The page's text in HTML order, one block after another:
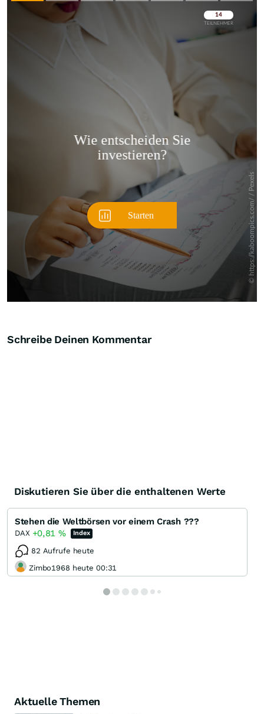
Überspringen
Überspringen
Schreibe Deinen Kommentar
Diskutieren Sie über die enthaltenen Werte
Stehen die Weltbörsen vor einem Crash ???
DAX +0,81 % Index
82 Aufrufe heute
Zimbo1968 heute 00:31
Aktuelle Themen